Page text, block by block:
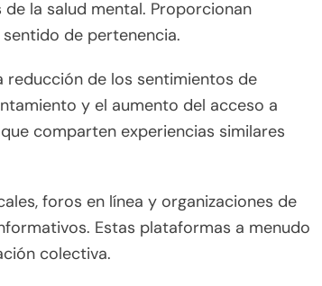
la salud mental. Proporcionan
de pertenencia.
reducción de los sentimientos de
y el aumento del acceso a
comparten experiencias similares
foros en línea y organizaciones de
Estas plataformas a menudo
colectiva.